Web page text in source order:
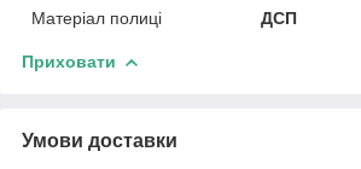
Матеріал полиці
ДСП
Приховати
Умови доставки